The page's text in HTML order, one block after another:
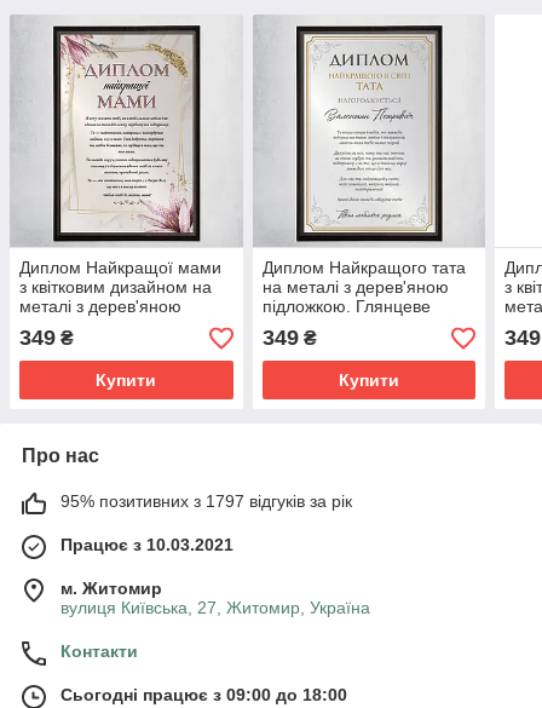
Диплом Найкращої мами
з квітковим дизайном на
металі з дерев'яною
підложкою. Глянцеве
покриття
349 ₴
Купити
Диплом Найкращого тата
на металі з дерев'яною
підложкою. Глянцеве
покриття
349₴
Купити
з
349
Про нас
95% позитивних з 1797 відгуків за рік
Працює з 10.03.2021
м. Житомир
вулиця Київська, 27, Житомир, Україна
Контакти
Сьогодні працює з 09:00 до 18:00